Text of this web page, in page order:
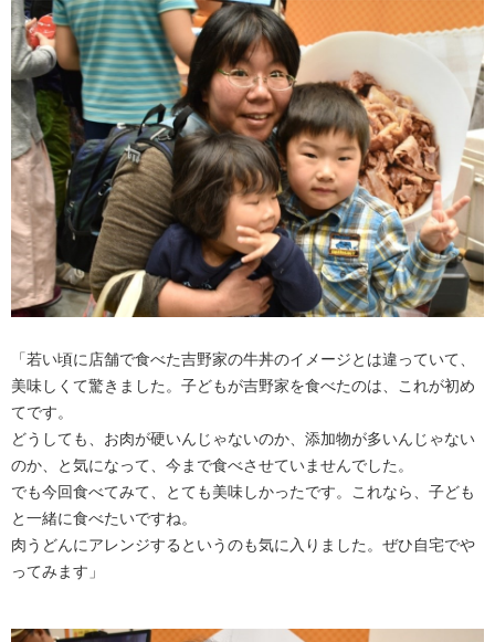
「若い頃に店舗で食べた吉野家の牛丼のイメージとは違っていて、
美味しくて驚きました。子どもが吉野家を食べたのは、これが初め
てです。
どうしても、お肉が硬いんじゃないのか、添加物が多いんじゃない
のか、と気になって、今まで食べさせていませんでした。
でも今回食べてみて、とても美味しかったです。これなら、子ども
と一緒に食べたいですね。
肉うどんにアレンジするというのも気に入りました。ぜひ自宅でや
ってみます」